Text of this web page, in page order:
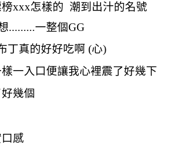
xxx怎樣的 潮到出汁的名號
.........一整個GG
丁真的好好吃啊 (心)
一入口便讓我心裡震了好幾下
幾個
感